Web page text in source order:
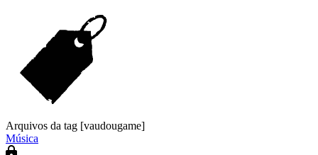
Arquivos da tag [vaudougame]
Música